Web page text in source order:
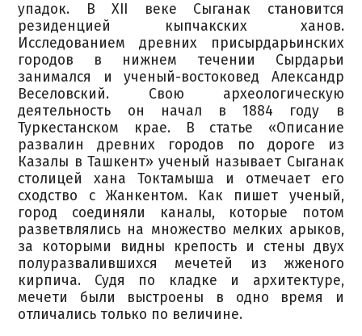
упадок. В XII веке Сыганак становится
резиденцией кыпчакских ханов.
Исследованием древних присырдарьинских
городов в нижнем течении Сырдарьи
занимался и ученый-востоковед Александр
Веселовский. Свою археологическую
деятельность он начал в 1884 году в
Туркестанском крае. В статье «Описание
развалин древних городов по дороге из
Казалы в Ташкент» ученый называет Сыганак
столицей хана Токтамыша и отмечает его
сходство с Жанкентом. Как пишет ученый,
город соединяли каналы, которые потом
разветвлялись на множество мелких арыков,
за которыми видны крепость и стены двух
полуразвалившихся мечетей из жженого
кирпича. Судя по кладке и архитектуре,
мечети были выстроены в одно время и
отличались только по величине.